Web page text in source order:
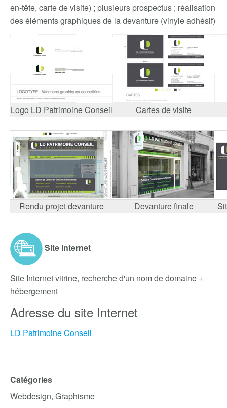
en-tête, carte de visite) ; plusieurs prospectus ; réalisation
des éléments graphiques de la devanture (vinyle adhésif)
Logo LD Patrimoine Conseil Cartes de visite
Rendu projet devanture Devanture finale
Site Internet
Site Internet vitrine, recherche d'un nom de domaine +
hébergement
Adresse du site Internet
LD Patrimoine Conseil
Catégories
Webdesign, Graphisme